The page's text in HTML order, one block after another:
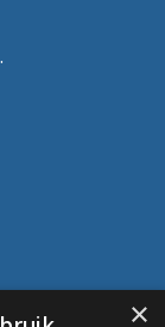
nu af te
×